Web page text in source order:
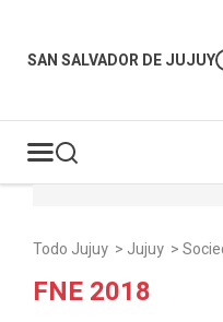
SAN SALVADOR DE JUJUY
Todo Jujuy > Jujuy >
FNE 2018